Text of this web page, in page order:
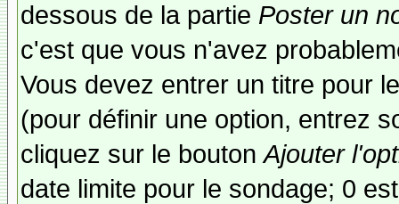
dessous de la partie Poster un
c'est que vous n'avez
Vous devez entrer un titre pour
(pour définir une option, entrez
cliquez sur le boutonAjouter
date limite pour le sondage; 0